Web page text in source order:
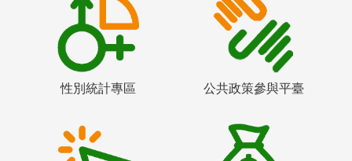
性別統計專區 公共政策參與平臺